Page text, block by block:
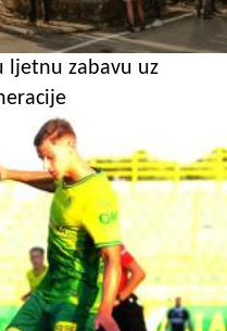
ljetnu zabavu uz